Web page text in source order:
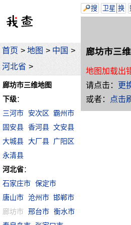
首页 > 地图 > 中国 >
河北省 >
廊坊市三维地图
下级：
三河市
安次区 霸州市
固安县 香河县 文安县
大城县 大厂县 广阳区
永清县
河北省：
石家庄市 保定市
唐山市 沧州市 邯郸市
廊坊市 邢台市 衡水市
搜 卫星 换
廊坊市三
地图加载出
请点击：
更
或者：
点击